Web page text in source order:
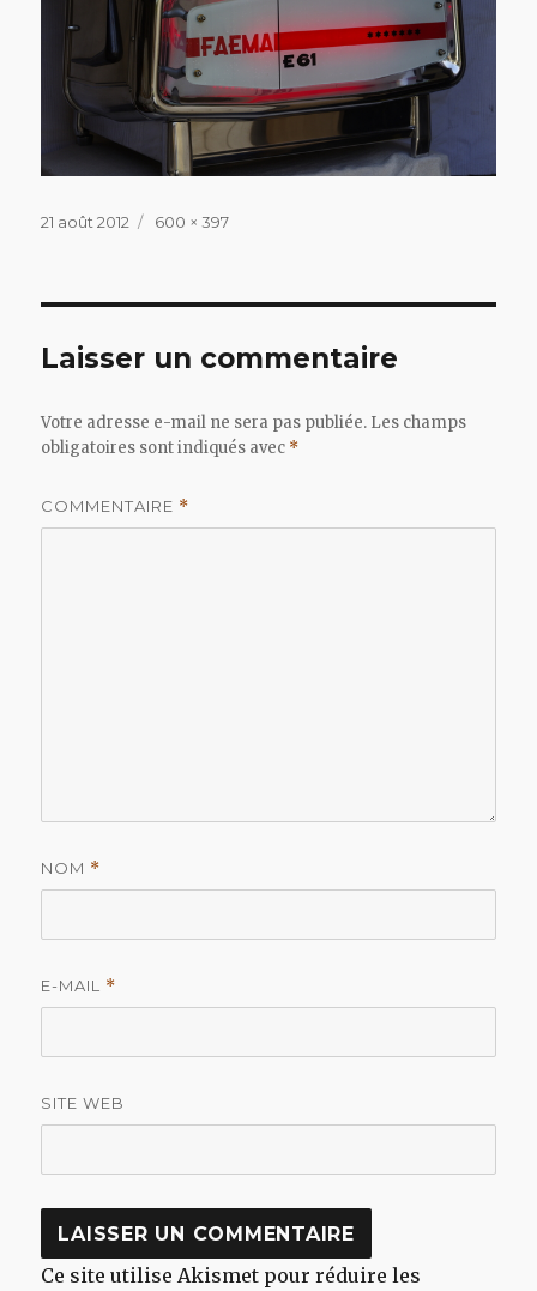
Publié
21 août 2012
Taille
600 × 397
Laisser un commentaire
Votre adresse e-mail ne sera pas publiée. Les champs
obligatoires sont indiqués avec *
COMMENTAIRE *
NOM *
E-MAIL *
SITE WEB
Ce site utilise Akismet pour réduire les